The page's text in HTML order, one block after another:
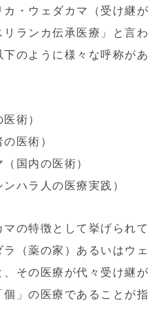
・ウェダカマ（受け継が
ランカ伝承医療」と言わ
のように様々な呼称があ
術）
医術）
国内の医術）
ハラ人の医療実践）
の特徴として挙げられて
（薬の家）あるいはウェ
その医療が代々受け継が
」の医療であることが指